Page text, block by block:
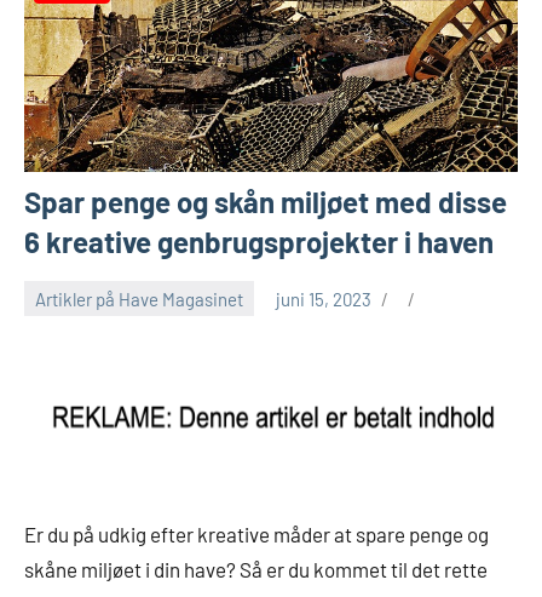
Spar penge og skån miljøet med disse
6 kreative genbrugsprojekter i haven
Artikler på Have Magasinet juni 15, 2023
Er du på udkig efter kreative måder at spare penge og
skåne miljøet i din have? Så er du kommet til det rette